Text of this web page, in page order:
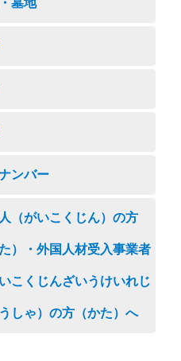
墓地
ンバー
（がいこくじん）の方
た）・外国人材受入事業者
いこくじんざいうけいれじ
しゃ）の方（かた）へ